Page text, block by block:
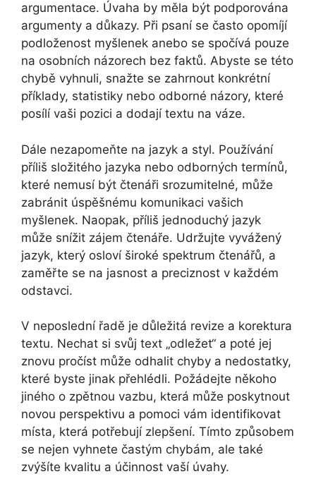
argumentace. Úvaha by měla být podporována
argumenty a důkazy. Při psaní se často opomíjí
podloženost myšlenek anebo se spočívá pouze
na osobních názorech bez faktů. Abyste se této
chybě vyhnuli, snažte se zahrnout konkrétní
příklady, statistiky nebo odborné názory, které
posílí vaši pozici a dodají textu na váze.
Dále nezapomeňte na jazyk a styl. Používání
příliš složitého jazyka nebo odborných termínů,
které nemusí být čtenáři srozumitelné, může
zabránit úspěšnému komunikaci vašich
myšlenek. Naopak, příliš jednoduchý jazyk
může snížit zájem čtenáře. Udržujte vyvážený
jazyk, který osloví široké spektrum čtenářů, a
zaměřte se na jasnost a preciznost v každém
odstavci.
V neposlední řadě je důležitá revize a korektura
textu. Nechat si svůj text „odležet“ a poté jej
znovu pročíst může odhalit chyby a nedostatky,
které byste jinak přehlédli. Požádejte někoho
jiného o zpětnou vazbu, která může poskytnout
novou perspektivu a pomoci vám identifikovat
místa, která potřebují zlepšení. Tímto způsobem
se nejen vyhnete častým chybám, ale také
zvýšíte kvalitu a účinnost vaší úvahy.